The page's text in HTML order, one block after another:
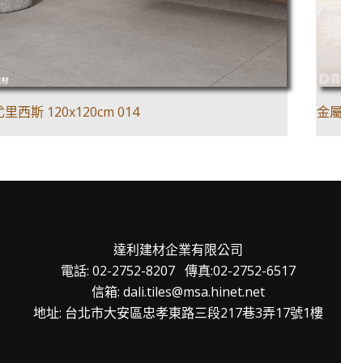
里西斯 120x120cm 014 金
達利建材企業有限公司
電話: 02-2752-8207 傳真:02-2752-6517
信箱: dali.tiles@msa.hinet.net
地址: 台北市大安區忠孝東路三段217巷3弄17號1樓